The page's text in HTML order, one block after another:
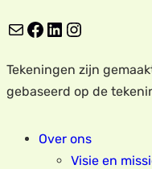
E-mail Facebook LinkedIn Instagram
Tekeningen zijn
gebaseerd op de
Over ons
Visie en